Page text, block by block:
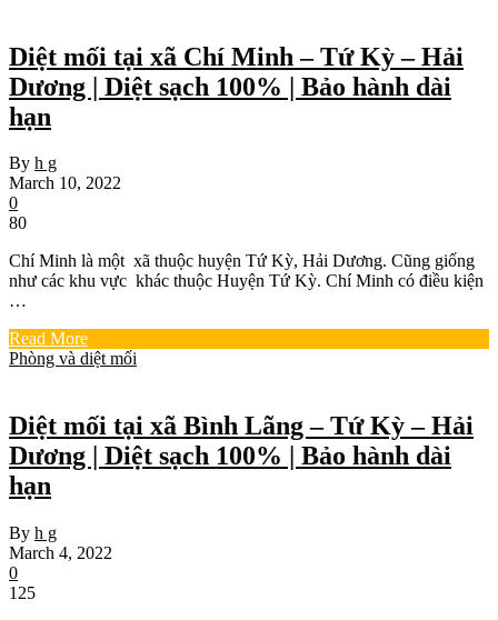
Diệt mối tại xã Chí Minh – Tứ Kỳ – Hải
Dương | Diệt sạch 100% | Bảo hành dài
hạn
By h g
March 10, 2022
0
80
Chí Minh là một xã thuộc huyện Tứ Kỳ, Hải Dương. Cũng giống
như các khu vực khác thuộc Huyện Tứ Kỳ. Chí Minh có điều kiện
…
Read More
Phòng và diệt mối
Diệt mối tại xã Bình Lãng – Tứ Kỳ – Hải
Dương | Diệt sạch 100% | Bảo hành dài
hạn
By h g
March 4, 2022
0
125